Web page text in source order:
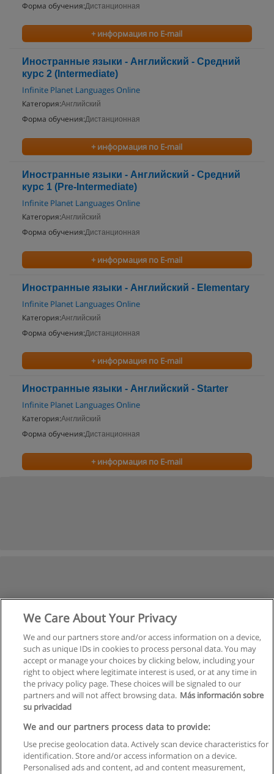
Форма обучения:Дистанционная
+ информация по E-mail
Иностранные языки - Английский - Средний
курс 2 (Intermediate)
Infinite Planet Languages Online
Категория:Английский
Форма обучения:Дистанционная
+ информация по E-mail
Иностранные языки - Английский - Средний
курс 1 (Pre-Intermediate)
Infinite Planet Languages Online
Категория:Английский
Форма обучения:Дистанционная
+ информация по E-mail
Иностранные языки - Английский - Elementary
Infinite Planet Languages Online
Категория:Английский
Форма обучения:Дистанционная
+ информация по E-mail
Иностранные языки - Английский - Starter
Infinite Planet Languages Online
Категория:Английский
Форма обучения:Дистанционная
+ информация по E-mail
Правила пользования
We Care About Your Privacy
We and our partners store and/or access information on a device,
such as unique IDs in cookies to process personal data. You may
accept or manage your choices by clicking below, including your
right to object where legitimate interest is used, or at any time in
the privacy policy page. These choices will be signaled to our
partners and will not affect browsing data. Más información sobre
su privacidad
We and our partners process data to provide:
Use precise geolocation data. Actively scan device characteristics for
identification. Store and/or access information on a device.
Personalised ads and content, ad and content measurement,